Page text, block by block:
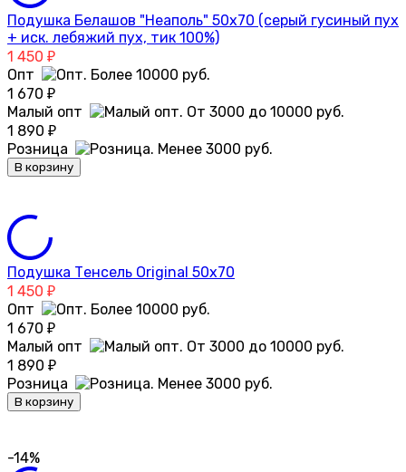
Подушка Белашов "Неаполь" 50х70 (серый гусиный пух
+ иск. лебяжий пух, тик 100%)
1 450 ₽
Опт
1 670 ₽
Малый опт
1 890 ₽
Розница
В корзину
Подушка Тенсель Original 50х70
1 450 ₽
Опт
1 670 ₽
Малый опт
1 890 ₽
Розница
В корзину
-14%